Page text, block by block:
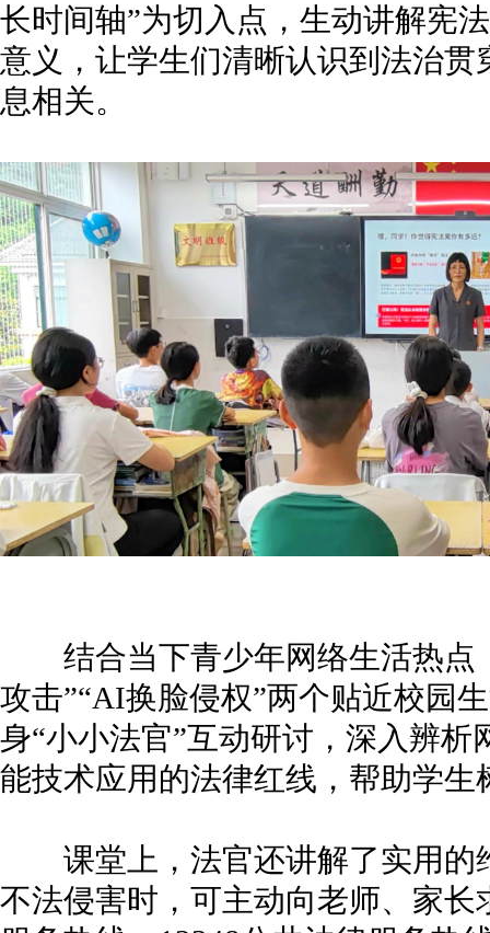
长时间轴”为切入点，生动讲解宪
意义，让学生们清晰认识到法治
息相关。
结合当下青少年网络生活热点
攻击”“AI换脸侵权”两个贴近校园
身“小小法官”互动研讨，深入辨
能技术应用的法律红线，帮助学
课堂上，法官还讲解了实用的
不法侵害时，可主动向老师、家长